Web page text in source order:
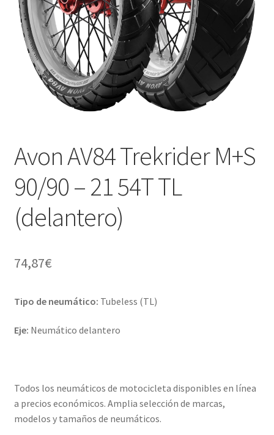
Avon AV84 Trekrider M+S
90/90 – 21 54T TL
(delantero)
74,87€
Tipo de neumático: Tubeless (TL)
Eje: Neumático delantero
Todos los neumáticos de motocicleta disponibles en línea
a precios económicos. Amplia selección de marcas,
modelos y tamaños de neumáticos.